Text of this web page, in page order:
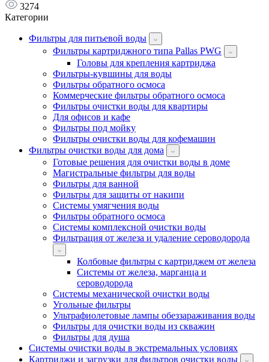
3274
Категории
Фильтры для питьевой воды
Фильтры картриджного типа Pallas PWG
Головы для крепления картриджа
Фильтры-кувшины для воды
Фильтры обратного осмоса
Коммерческие фильтры обратного осмоса
Фильтры очистки воды для квартиры
Для офисов и кафе
Фильтры под мойку
Фильтры очистки воды для кофемашин
Фильтры очистки воды для дома
Готовые решения для очистки воды в доме
Магистральные фильтры для воды
Фильтры для ванной
Фильтры для защиты от накипи
Системы умягчения воды
Фильтры обратного осмоса
Системы комплексной очистки воды
Фильтрация от железа и удаление сероводорода
Колбовые фильтры с картриджем от железа
Системы от железа, марганца и
сероводорода
Системы механической очистки воды
Угольные фильтры
Ультрафиолетовые лампы обеззараживания воды
Фильтры для очистки воды из скважин
Фильтры для душа
Системы очистки воды в экстремальных условиях
Картриджи и загрузки для фильтров очистки воды